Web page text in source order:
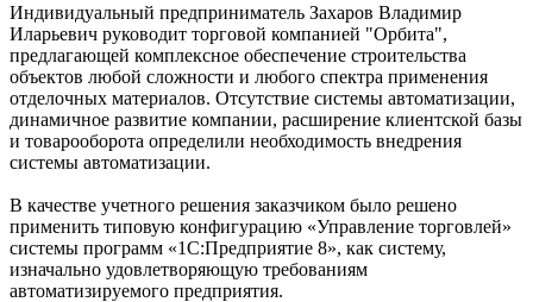
Индивидуальный предприниматель Захаров Владимир
Иларьевич руководит торговой компанией "Орбита",
предлагающей комплексное обеспечение строительства
объектов любой сложности и любого спектра применения
отделочных материалов. Отсутствие системы автоматизации,
динамичное развитие компании, расширение клиентской базы
и товарооборота определили необходимость внедрения
системы автоматизации.
В качестве учетного решения заказчиком было решено
применить типовую конфигурацию «Управление торговлей»
системы программ «1С:Предприятие 8», как систему,
изначально удовлетворяющую требованиям
автоматизируемого предприятия.